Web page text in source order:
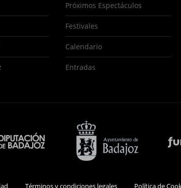
Próximos Espectáculos
Festivales
Calendario
Entradas
Términos y condiciones legales Política de